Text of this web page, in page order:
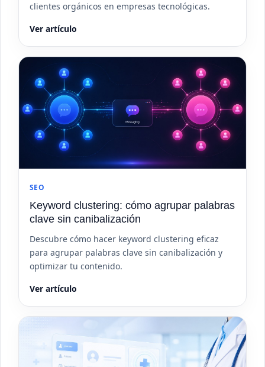
clientes orgánicos en empresas tecnológicas.
Ver artículo
SEO
Keyword clustering: cómo agrupar palabras
clave sin canibalización
Descubre cómo hacer keyword clustering eficaz
para agrupar palabras clave sin canibalización y
optimizar tu contenido.
Ver artículo